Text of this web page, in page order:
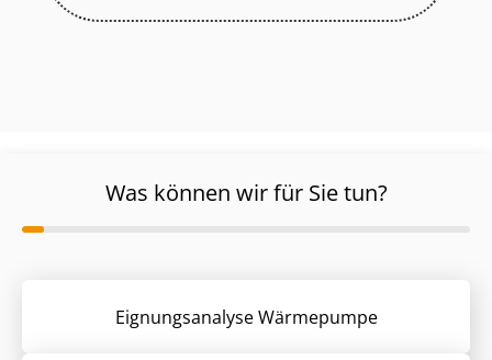
Was können wir für Sie tun?
Eignungsanalyse Wärmepumpe